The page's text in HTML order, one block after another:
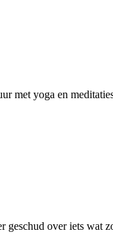
met yoga en
geschud over iets